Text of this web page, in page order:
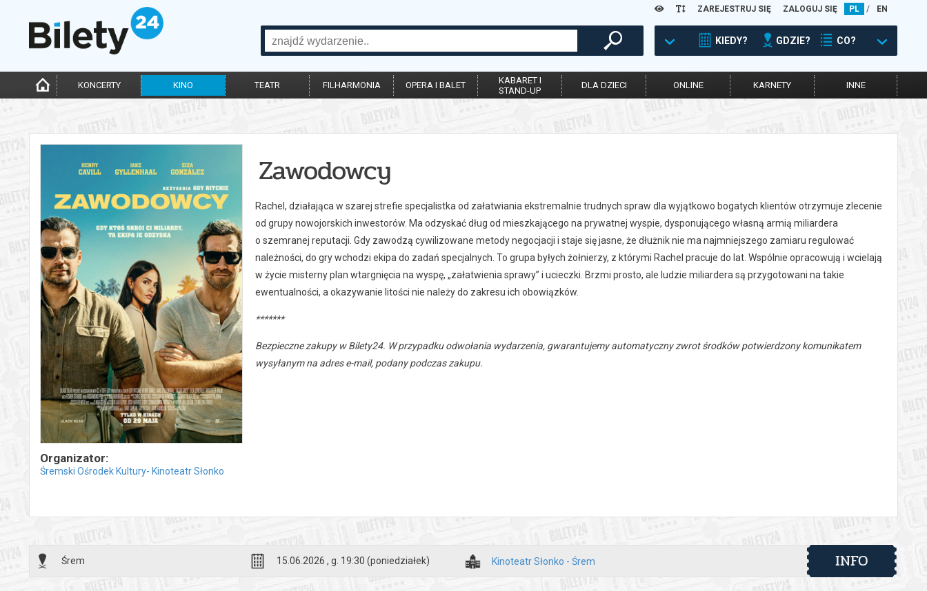
ZAREJESTRUJ SIĘ ZALOGUJ SIĘ PL / EN
KIEDY? GDZIE? CO?
KONCERTY KINO TEATR FILHARMONIA OPERA I BALET
KABARET I
STAND-UP
DLA DZIECI ONLINE KARNETY INNE
Organizator:
Śremski Ośrodek Kultury- Kinoteatr Słonko
Zawodowcy
Rachel, działająca w szarej strefie specjalistka od załatwiania ekstremalnie trudnych spraw dla wyjątkowo bogatych klientów otrzymuje zlecenie
od grupy nowojorskich inwestorów. Ma odzyskać dług od mieszkającego na prywatnej wyspie, dysponującego własną armią miliardera
o szemranej reputacji. Gdy zawodzą cywilizowane metody negocjacji i staje się jasne, że dłużnik nie ma najmniejszego zamiaru regulować
należności, do gry wchodzi ekipa do zadań specjalnych. To grupa byłych żołnierzy, z którymi Rachel pracuje do lat. Wspólnie opracowują i wcielają
w życie misterny plan wtargnięcia na wyspę, „załatwienia sprawy” i ucieczki. Brzmi prosto, ale ludzie miliardera są przygotowani na takie
ewentualności, a okazywanie litości nie należy do zakresu ich obowiązków.
*******
Bezpieczne zakupy w Bilety24. W przypadku odwołania wydarzenia, gwarantujemy automatyczny zwrot środków potwierdzony komunikatem
wysyłanym na adres e-mail, podany podczas zakupu.
Śrem 15.06.2026 , g. 19:30 (poniedziałek) Kinoteatr Słonko - Śrem INFO